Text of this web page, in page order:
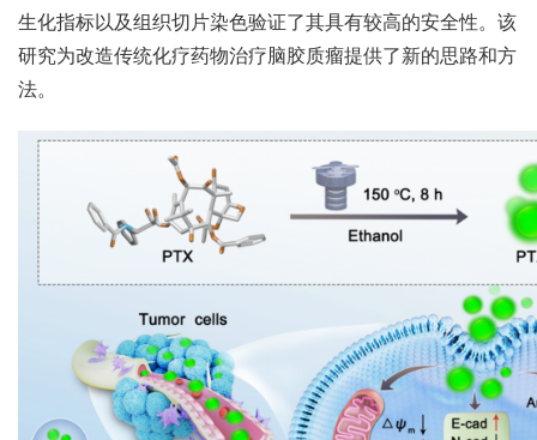
生化指标以及组织切片染色验证了其具有较高的安全性。该
研究为改造传统化疗药物治疗脑胶质瘤提供了新的思路和方
法。